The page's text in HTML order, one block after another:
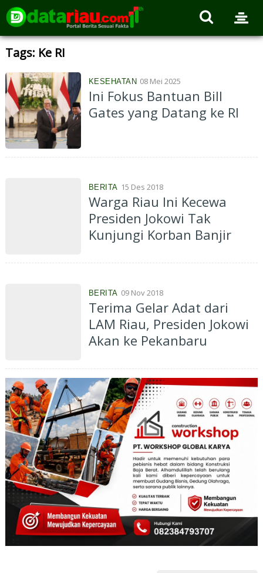
Tags: Ke RI
KESEHATAN 08 Mei 2025
Ini Fokus Bantuan Bill
Gates yang Datang ke RI
BERITA 15 Des 2018
Warga Riau Ini Kecewa
Presiden Jokowi Tak
Kunjungi Korban Banjir
BERITA 09 Nov 2018
Terima Gelar Adat dari
LAM Riau, Presiden Jokowi
Akan ke Pekanbaru